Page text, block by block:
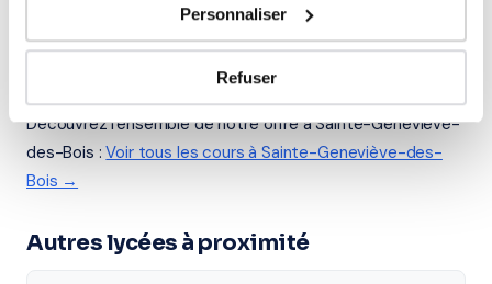
Personnaliser
Refuser
Tous les cours particuliers à Sainte-
Geneviève-des-Bois
Découvrez l'ensemble de notre offre à Sainte-Geneviève-
des-Bois :Voir tous les cours à Sainte-Geneviève-des-
Bois →
Autres lycées à proximité